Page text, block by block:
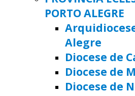
PORTO ALEGRE
Alegre
Diocese de
Diocese de
Diocese de